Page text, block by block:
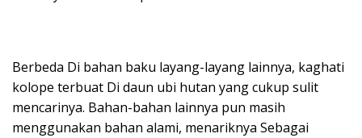
Berbeda Di bahan baku layang-layang lainnya, kaghati
kolope terbuat Di daun ubi hutan yang cukup sulit
mencarinya. Bahan-bahan lainnya pun masih
menggunakan bahan alami, menariknya Sebagai